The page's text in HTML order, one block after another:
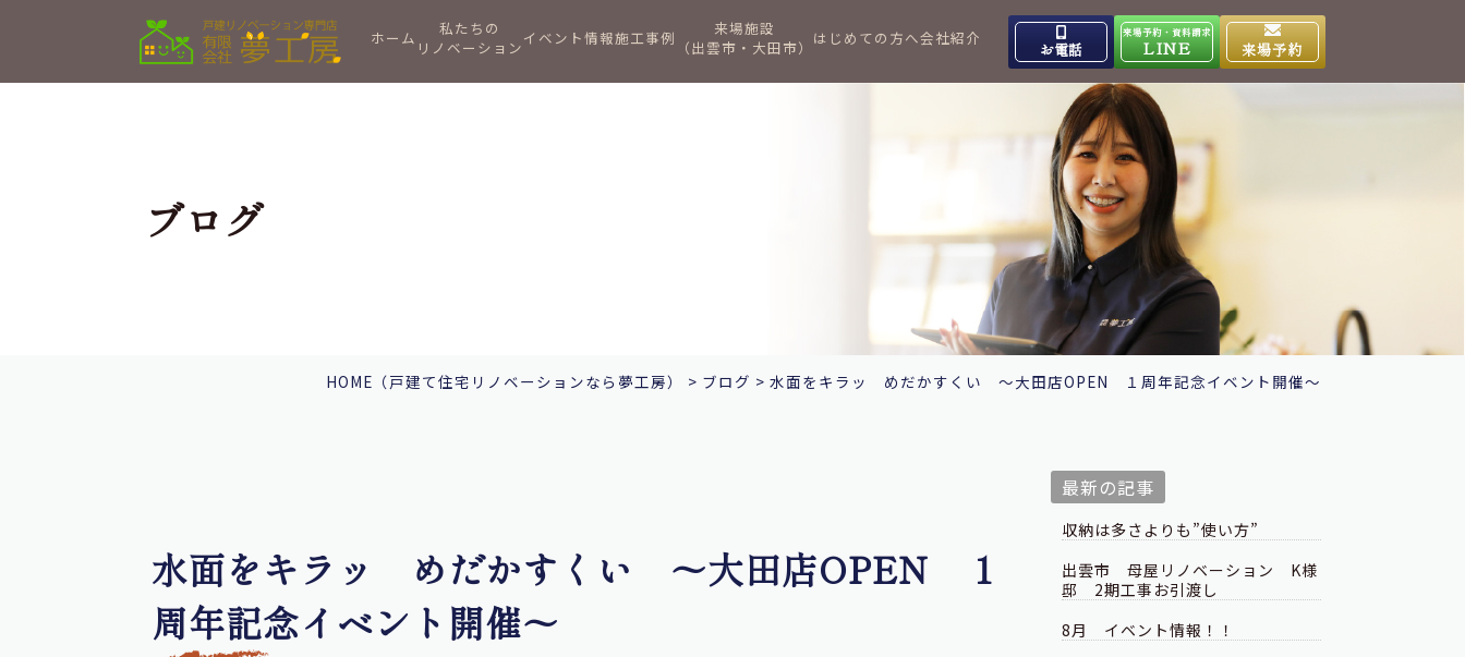
ホーム
私たちの
リノベーションイベント情報施工事例
来場施設
（出雲市・大田市） はじめての方へ会社紹介
お電話
出雲高岡体感ギャラリー
0853-31-4133
9:00～17:00
水曜日
大田ショールーム
0854-86-8640
9:00～17:00
定休日 日曜日
来場予約・資料請求
LINE 来場予約
ブログ
HOME （戸建て住宅リノベーションなら夢工房） > ブログ > 水面をキラッ めだかすくい ～大田店OPEN １周年記念イベント開催～
水面をキラッ めだかすくい ～大田店OPEN １
周年記念イベント開催～
最新の記事
収納は多さよりも”使い方”
出雲市 母屋リノベーション K様
邸 2期工事お引渡し
8月 イベント情報！！